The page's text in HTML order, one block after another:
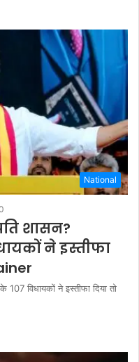
National
शासन?
ने इस्तीफा
विधायकों ने इस्तीफा दिया तो